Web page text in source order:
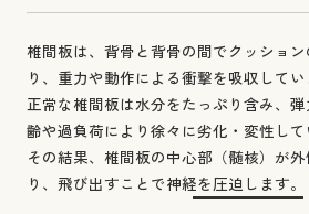
椎間板は、背骨と背骨の間でクッショ
り、重力や動作による衝撃を吸収してい
正常な椎間板は水分をたっぷり含み、
齢や過負荷により徐々に劣化・変性して
その結果、椎間板の中心部（髄核）が
り、飛び出すことで神経を圧迫します。